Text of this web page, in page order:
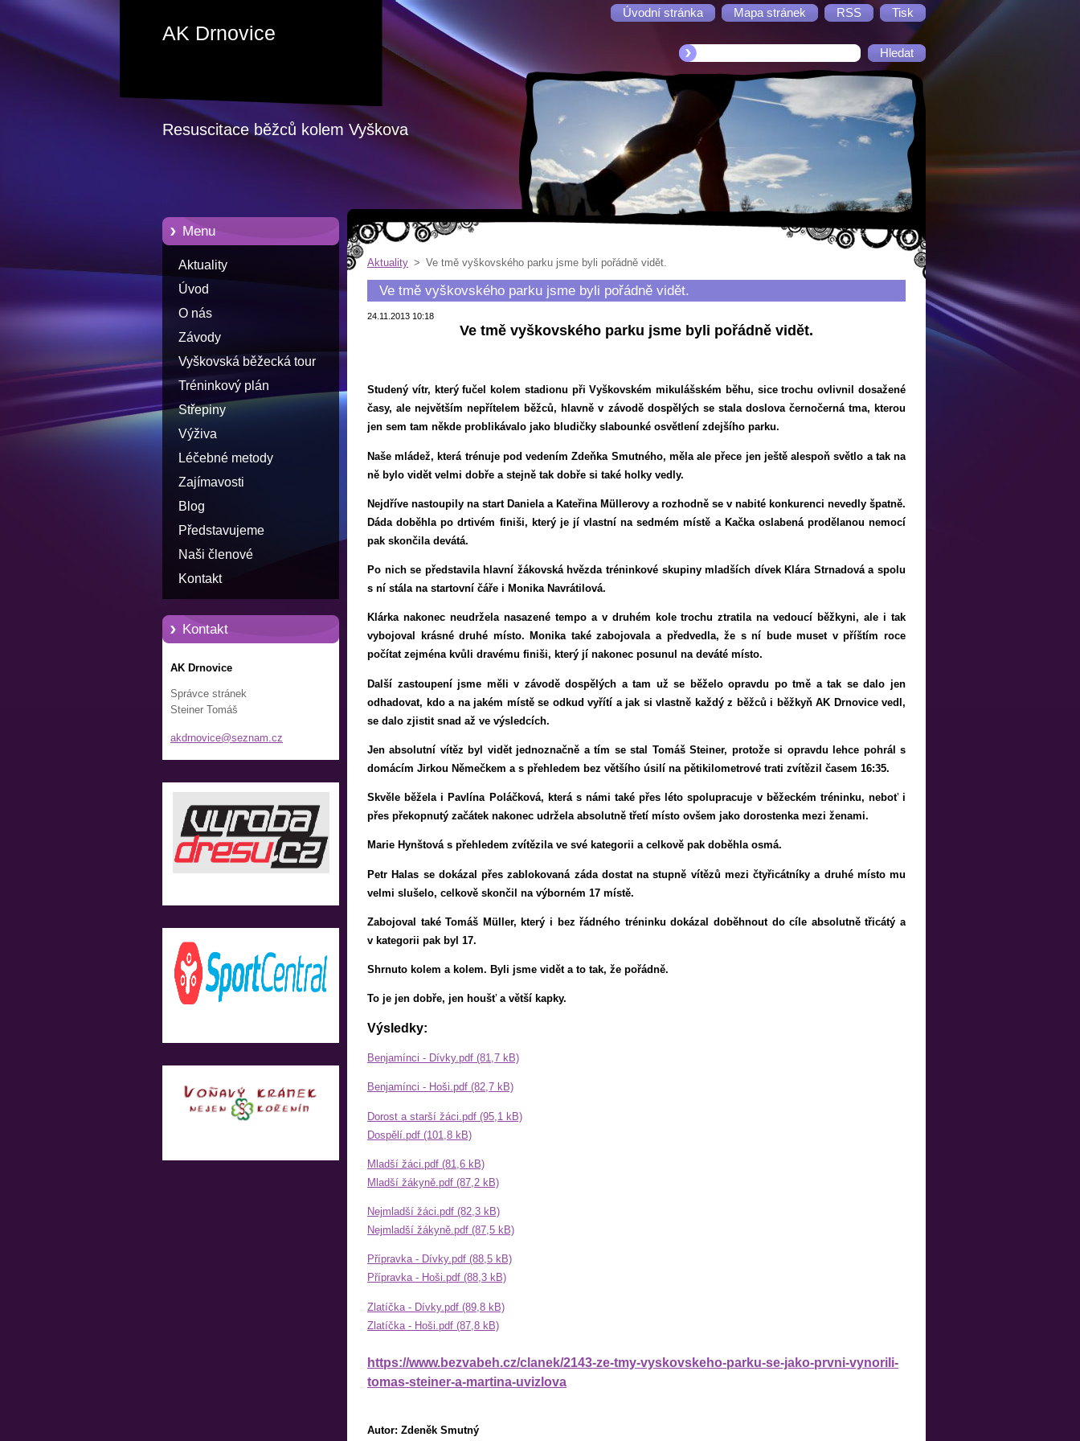
Úvodní stránka Mapa stránek RSS Tisk
AK Drnovice
Resuscitace běžců kolem Vyškova
Menu
Aktuality
Úvod
O nás
Závody
Vyškovská běžecká tour
Tréninkový plán
Střepiny
Výživa
Léčebné metody
Zajímavosti
Blog
Představujeme
Naši členové
Kontakt
Kontakt
AK Drnovice
Správce stránek
Steiner Tomáš
akdrnovice@seznam.cz
Aktuality > Ve tmě vyškovského parku jsme byli pořádně vidět.
Ve tmě vyškovského parku jsme byli pořádně vidět.
24.11.2013 10:18
Ve tmě vyškovského parku jsme byli pořádně vidět.
Studený vítr, který fučel kolem stadionu při Vyškovském mikulášském běhu, sice trochu ovlivnil dosažené
časy, ale největším nepřítelem běžců, hlavně v závodě dospělých se stala doslova černočerná tma, kterou
jen sem tam někde problikávalo jako bludičky slabounké osvětlení zdejšího parku.
Naše mládež, která trénuje pod vedením Zdeňka Smutného, měla ale přece jen ještě alespoň světlo a tak na
ně bylo vidět velmi dobře a stejně tak dobře si také holky vedly.
Nejdříve nastoupily na start Daniela a Kateřina Müllerovy a rozhodně se v nabité konkurenci nevedly špatně.
Dáda doběhla po drtivém finiši, který je jí vlastní na sedmém místě a Kačka oslabená prodělanou nemocí
pak skončila devátá.
Po nich se představila hlavní žákovská hvězda tréninkové skupiny mladších dívek Klára Strnadová a spolu
s ní stála na startovní čáře i Monika Navrátilová.
Klárka nakonec neudržela nasazené tempo a v druhém kole trochu ztratila na vedoucí běžkyni, ale i tak
vybojoval krásné druhé místo. Monika také zabojovala a předvedla, že s ní bude muset v příštím roce
počítat zejména kvůli dravému finiši, který jí nakonec posunul na deváté místo.
Další zastoupení jsme měli v závodě dospělých a tam už se běželo opravdu po tmě a tak se dalo jen
odhadovat, kdo a na jakém místě se odkud vyřítí a jak si vlastně každý z běžců i běžkyň AK Drnovice vedl,
se dalo zjistit snad až ve výsledcích.
Jen absolutní vítěz byl vidět jednoznačně a tím se stal Tomáš Steiner, protože si opravdu lehce pohrál s
domácím Jirkou Němečkem a s přehledem bez většího úsilí na pětikilometrové trati zvítězil časem 16:35.
Skvěle běžela i Pavlína Poláčková, která s námi také přes léto spolupracuje v běžeckém tréninku, neboť i
přes překopnutý začátek nakonec udržela absolutně třetí místo ovšem jako dorostenka mezi ženami.
Marie Hynštová s přehledem zvítězila ve své kategorii a celkově pak doběhla osmá.
Petr Halas se dokázal přes zablokovaná záda dostat na stupně vítězů mezi čtyřicátníky a druhé místo mu
velmi slušelo, celkově skončil na výborném 17 místě.
Zabojoval také Tomáš Müller, který i bez řádného tréninku dokázal doběhnout do cíle absolutně třicátý a
v kategorii pak byl 17.
Shrnuto kolem a kolem. Byli jsme vidět a to tak, že pořádně.
To je jen dobře, jen houšť a větší kapky.
Výsledky:
Benjamínci - Dívky.pdf (81,7 kB)
Benjamínci - Hoši.pdf (82,7 kB)
Dorost a starší žáci.pdf (95,1 kB)
Dospělí.pdf (101,8 kB)
Mladší žáci.pdf (81,6 kB)
Mladší žákyně.pdf (87,2 kB)
Nejmladší žáci.pdf (82,3 kB)
Nejmladší žákyně.pdf (87,5 kB)
Přípravka - Dívky.pdf (88,5 kB)
Přípravka - Hoši.pdf (88,3 kB)
Zlatíčka - Dívky.pdf (89,8 kB)
Zlatíčka - Hoši.pdf (87,8 kB)
https://www.bezvabeh.cz/clanek/2143-ze-tmy-vyskovskeho-parku-se-jako-prvni-vynorili-
tomas-steiner-a-martina-uvizlova
Autor: Zdeněk Smutný